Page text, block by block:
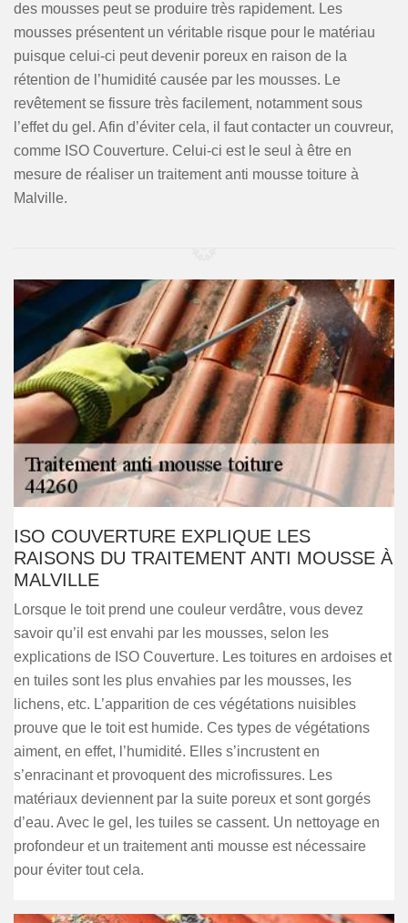
des mousses peut se produire très rapidement. Les
mousses présentent un véritable risque pour le matériau
puisque celui-ci peut devenir poreux en raison de la
rétention de l’humidité causée par les mousses. Le
revêtement se fissure très facilement, notamment sous
l’effet du gel. Afin d’éviter cela, il faut contacter un couvreur,
comme ISO Couverture. Celui-ci est le seul à être en
mesure de réaliser un traitement anti mousse toiture à
Malville.
ISO COUVERTURE EXPLIQUE LES
RAISONS DU TRAITEMENT ANTI MOUSSE À
MALVILLE
Lorsque le toit prend une couleur verdâtre, vous devez
savoir qu’il est envahi par les mousses, selon les
explications de ISO Couverture. Les toitures en ardoises et
en tuiles sont les plus envahies par les mousses, les
lichens, etc. L’apparition de ces végétations nuisibles
prouve que le toit est humide. Ces types de végétations
aiment, en effet, l’humidité. Elles s’incrustent en
s’enracinant et provoquent des microfissures. Les
matériaux deviennent par la suite poreux et sont gorgés
d’eau. Avec le gel, les tuiles se cassent. Un nettoyage en
profondeur et un traitement anti mousse est nécessaire
pour éviter tout cela.